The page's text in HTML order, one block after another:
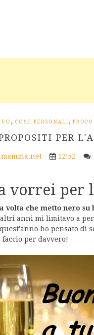
, COSE PERSONALI ,
PER
12:52
vorrei per
volta che metto nero su
anni mi limitavo a
ho pensato di
per davvero!